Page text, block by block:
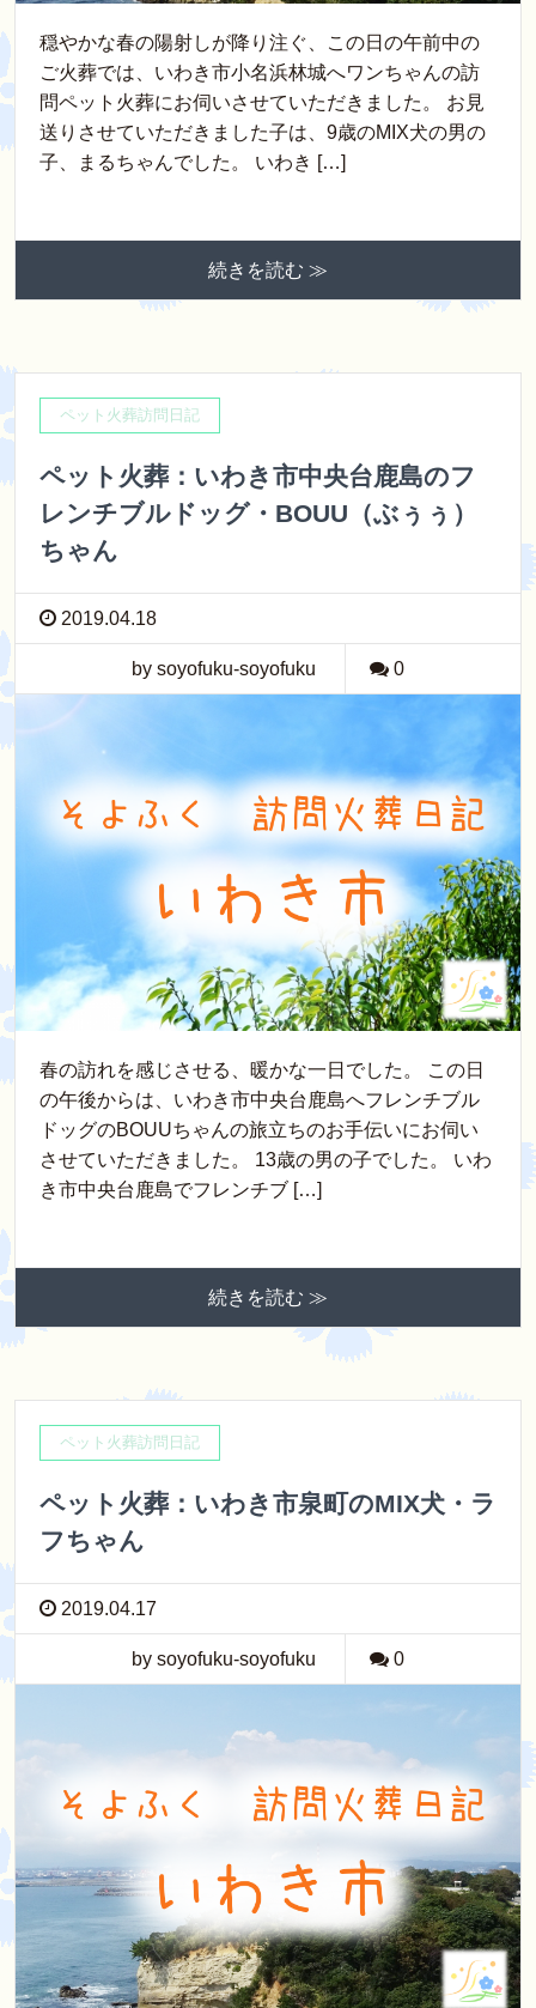
穏やかな春の陽射しが降り注ぐ、この日の午前中の
ご火葬では、いわき市小名浜林城へワンちゃんの訪
問ペット火葬にお伺いさせていただきました。 お見
送りさせていただきました子は、9歳のMIX犬の男の
子、まるちゃんでした。 いわき […]
続きを読む ≫
ペット火葬訪問日記
ペット火葬：いわき市中央台鹿島のフ
レンチブルドッグ・BOUU（ぶぅぅ）
ちゃん
2019.04.18
by soyofuku-soyofuku 0
春の訪れを感じさせる、暖かな一日でした。 この日
の午後からは、いわき市中央台鹿島へフレンチブル
ドッグのBOUUちゃんの旅立ちのお手伝いにお伺い
させていただきました。 13歳の男の子でした。 いわ
き市中央台鹿島でフレンチブ […]
続きを読む ≫
ペット火葬訪問日記
ペット火葬：いわき市泉町のMIX犬・ラ
フちゃん
2019.04.17
by soyofuku-soyofuku 0